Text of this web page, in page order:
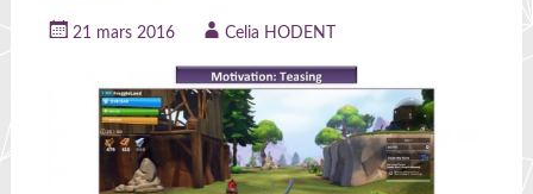
21 mars 2016 Celia HODENT